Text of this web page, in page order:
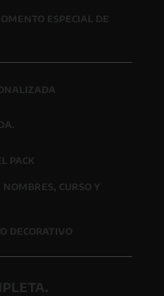
especial de
pack
curso y
decorativo